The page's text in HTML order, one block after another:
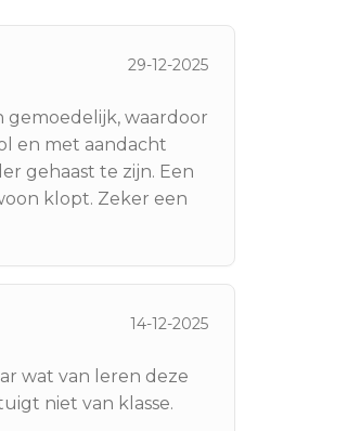
29-12-2025
gemoedelijk, waardoor
en met aandacht
gehaast te zijn. Een
klopt. Zeker een
14-12-2025
wat van leren deze
niet van klasse.